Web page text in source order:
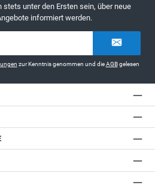
unter den Ersten sein, über neue
informiert werden.
zur Kenntnis genommen und dieAGBgelesen